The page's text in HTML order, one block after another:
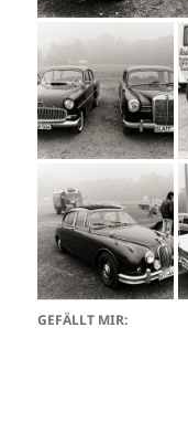
GEFÄLLT MIR: